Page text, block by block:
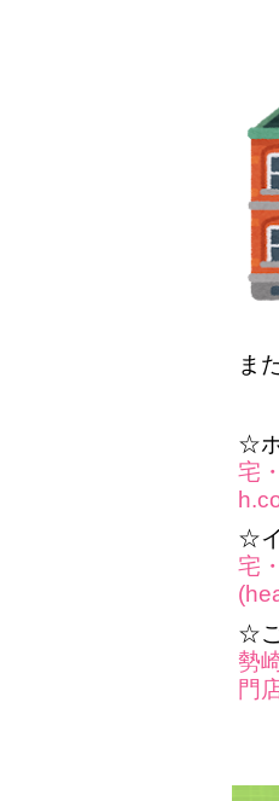
ま
☆
宅
☆
宅
☆
勢
門